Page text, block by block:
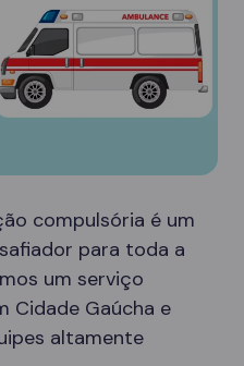
compulsória é um
para toda a
um serviço
Cidade Gaúcha e
altamente